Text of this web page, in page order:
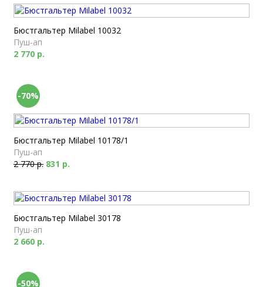
Бюстгальтер Milabel 10032
Пуш-ап
2 770 р.
-70%
Бюстгальтер Milabel 10178/1
Пуш-ап
2 770 р. 831 р.
Бюстгальтер Milabel 30178
Пуш-ап
2 660 р.
-50%